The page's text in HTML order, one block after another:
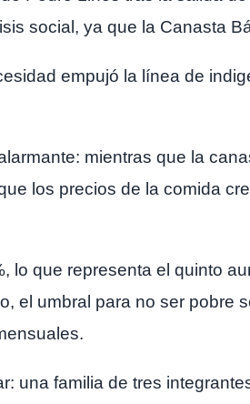
social, ya que la Canasta
empujó la línea de
mientras que la
los precios de la comida
lo que representa el quinto
el umbral para no ser pobre
una familia de tres